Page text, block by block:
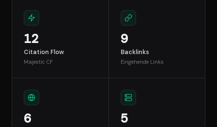
12
Citation Flow
Majestic CF
9
Backlinks
Eingehende Links
6 5